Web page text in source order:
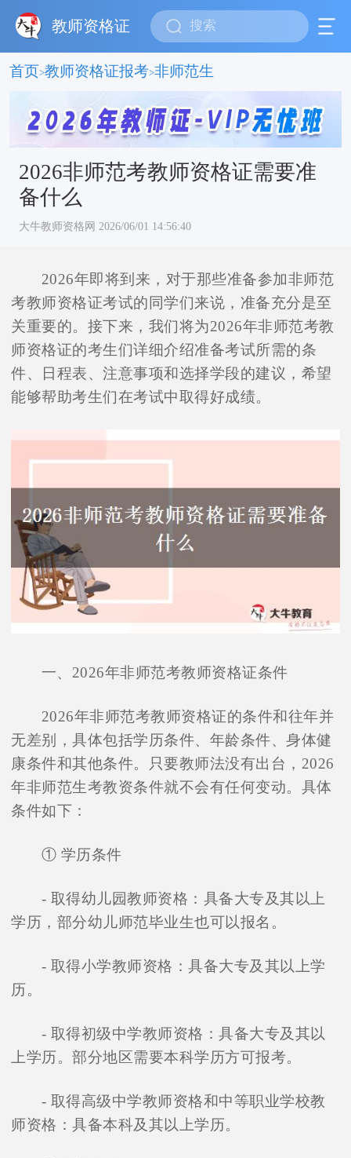
教师资格证
首页>教师资格证报考>非师范生
2026非师范考教师资格证需要准
备什么
大牛教师资格网 2026/06/01 14:56:40
2026年即将到来，对于那些准备参加非师范
考教师资格证考试的同学们来说，准备充分是至
关重要的。接下来，我们将为2026年非师范考教
师资格证的考生们详细介绍准备考试所需的条
件、日程表、注意事项和选择学段的建议，希望
能够帮助考生们在考试中取得好成绩。
一、2026年非师范考教师资格证条件
2026年非师范考教师资格证的条件和往年并
无差别，具体包括学历条件、年龄条件、身体健
康条件和其他条件。只要教师法没有出台，2026
年非师范生考教资条件就不会有任何变动。具体
条件如下：
① 学历条件
- 取得幼儿园教师资格：具备大专及其以上
学历，部分幼儿师范毕业生也可以报名。
- 取得小学教师资格：具备大专及其以上学
历。
- 取得初级中学教师资格：具备大专及其以
上学历。部分地区需要本科学历方可报考。
- 取得高级中学教师资格和中等职业学校教
师资格：具备本科及其以上学历。